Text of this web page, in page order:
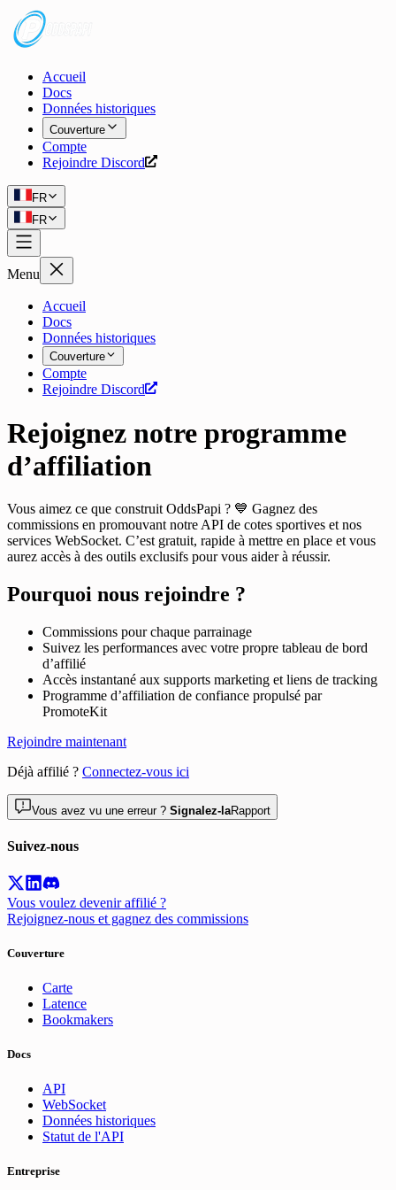
Accueil
Docs
Données historiques
Couverture
Compte
Rejoindre Discord
FR
FR
Menu
Accueil
Docs
Données historiques
Couverture
Compte
Rejoindre Discord
Rejoignez notre programme
d’affiliation
Vous aimez ce que construit OddsPapi ? 💙 Gagnez des
commissions en promouvant notre API de cotes sportives et nos
services WebSocket. C’est gratuit, rapide à mettre en place et vous
aurez accès à des outils exclusifs pour vous aider à réussir.
Pourquoi nous rejoindre ?
Commissions pour chaque parrainage
Suivez les performances avec votre propre tableau de bord
d’affilié
Accès instantané aux supports marketing et liens de tracking
Programme d’affiliation de confiance propulsé par
PromoteKit
Rejoindre maintenant
Déjà affilié ? Connectez-vous ici
Vous avez vu une erreur ? Signalez-laRapport
Suivez-nous
Vous voulez devenir affilié ?
Rejoignez-nous et gagnez des commissions
Couverture
Carte
Latence
Bookmakers
Docs
API
WebSocket
Données historiques
Statut de l'API
Entreprise